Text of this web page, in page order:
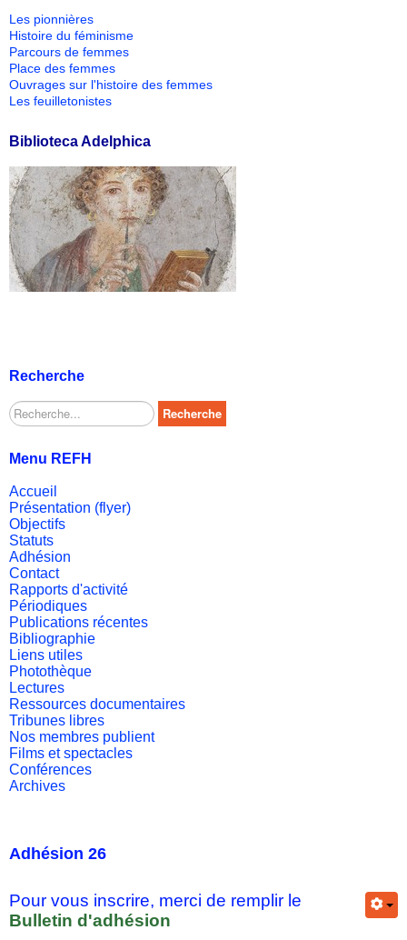
Les pionnières
Histoire du féminisme
Parcours de femmes
Place des femmes
Ouvrages sur l'histoire des femmes
Les feuilletonistes
Biblioteca Adelphica
Recherche
Rechercher Recherche
Menu REFH
Accueil
Présentation (flyer)
Objectifs
Statuts
Adhésion
Contact
Rapports d'activité
Périodiques
Publications récentes
Bibliographie
Liens utiles
Photothèque
Lectures
Ressources documentaires
Tribunes libres
Nos membres publient
Films et spectacles
Conférences
Archives
Adhésion 26
Pour vous inscrire, merci de remplir le
Bulletin d'adhésion